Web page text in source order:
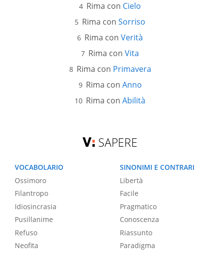
Rima con Cielo
Rima con Sorriso
Rima con Verità
Rima con Vita
Rima con Primavera
Rima con Anno
Rima con Abilità
SAPERE
VOCABOLARIO
Ossimoro
Filantropo
Idiosincrasia
Pusillanime
Refuso
Neofita
SINONIMI E CONTRARI
Libertà
Facile
Pragmatico
Conoscenza
Riassunto
Paradigma